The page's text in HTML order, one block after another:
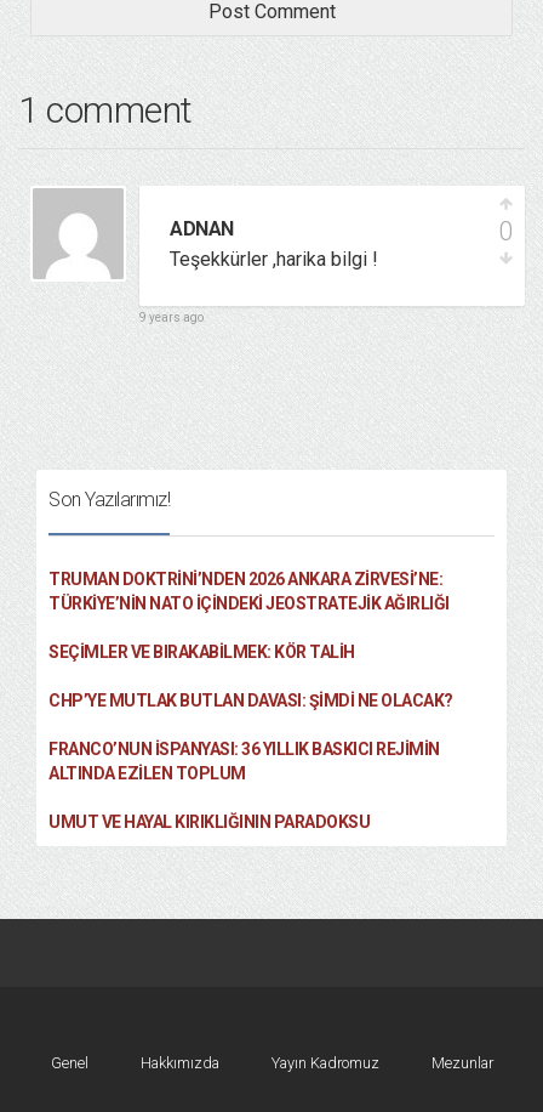
1 comment
ADNAN
Teşekkürler ,harika bilgi !
0
9 years ago
Son Yazılarımız!
TRUMAN DOKTRINI’NDEN 2026 ANKARA ZIRVESI’NE:
TÜRKIYE’NIN NATO İÇINDEKI JEOSTRATEJIK AĞIRLIĞI
SEÇIMLER VE BIRAKABILMEK: KÖR TALIH
CHP’YE MUTLAK BUTLAN DAVASI: ŞİMDİ NE OLACAK?
FRANCO’NUN İSPANYASI: 36 YILLIK BASKICI REJIMIN
ALTINDA EZILEN TOPLUM
UMUT VE HAYAL KIRIKLIĞININ PARADOKSU
Genel Hakkımızda Yayın Kadromuz Mezunlar